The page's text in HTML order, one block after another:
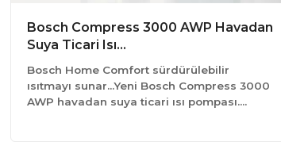
Bosch Compress 3000 AWP Havadan
Suya Ticari Isı…
Bosch Home Comfort sürdürülebilir
ısıtmayı sunar…Yeni Bosch Compress 3000
AWP havadan suya ticari ısı pompası.…